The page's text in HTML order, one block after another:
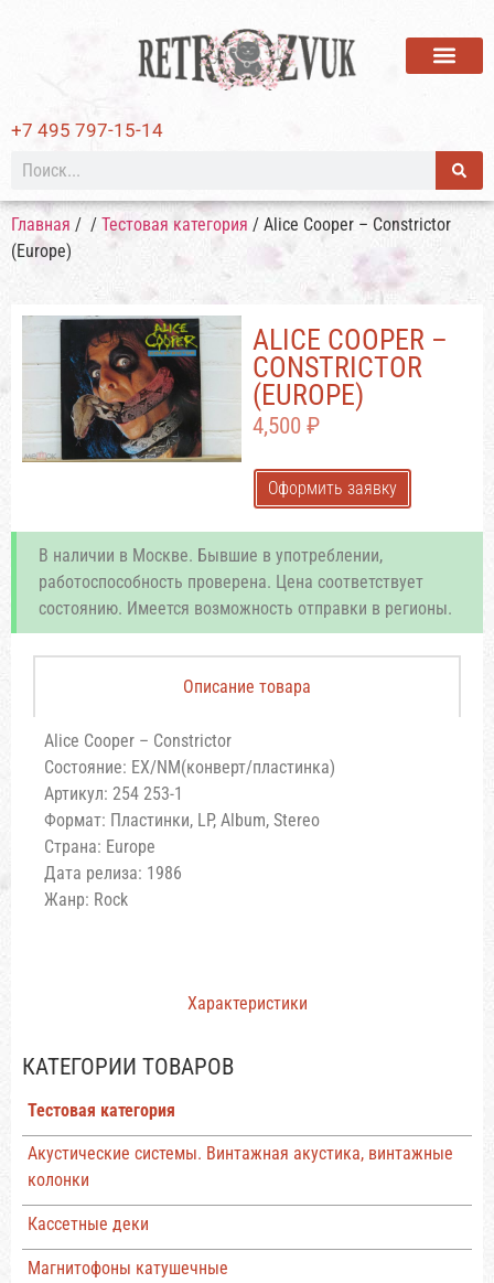
+7 495 797-15-14
Главная / / Тестовая категория / Alice Cooper – Constrictor
(Europe)
КАТЕГОРИИ ТОВАРОВ
Тестовая категория
Акустические системы. Винтажная акустика, винтажные
колонки
Кассетные деки
Магнитофоны катушечные
ALICE COOPER –
CONSTRICTOR
(EUROPE)
4,500 ₽
Оформить заявку
В наличии в Москве. Бывшие в употреблении,
работоспособность проверена. Цена соответствует
состоянию. Имеется возможность отправки в регионы.
Описание товара
Характеристики
Alice Cooper – Constrictor
Состояние: EX/NM(конверт/пластинка)
Артикул: 254 253-1
Формат: Пластинки, LP, Album, Stereo
Страна: Europe
Дата релиза: 1986
Жанр: Rock